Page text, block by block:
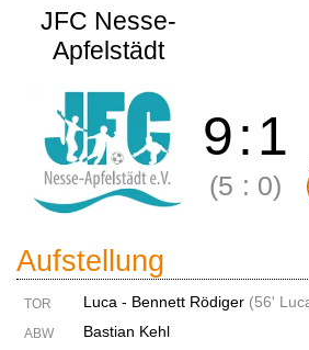
JFC Nesse-
Apfelstädt
9:1
(5 : 0)
Aufstellung
TOR Luca - Bennett Rödiger (56'
ABW
Bastian Kehl